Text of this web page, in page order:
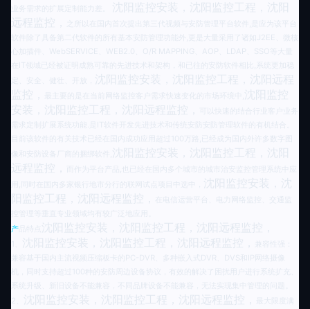
沈阳监控安装，沈阳监控工程，沈阳
远程监控，
之所以在国内首次提出第三代视频与安防管理平台软件,是应为该平台
软件除了具备第二代软件的所有基本安防管理功能外,更是大量采用了诸如J2EE、微核
心加插件、WebSERVICE、WEB2.0、O/R MAPPING、AOP、LDAP、SSO等大量
在IT领域已经被证明成熟可靠的先进技术和架构，和已往的安防软件相比,系统更加稳
定、安全、健壮、开放，
沈阳监控安装，沈阳监控工程，沈阳远程
监控，
最主要的是在当前网络监控客户需求快速变化的市场环境中,
沈阳监控
安装，沈阳监控工程，沈阳远程监控，
需求定制扩展系统功能.是IT软件开发先进技术和传统安防安防管理软件的有机结合。
目前该软件的有关技术已经在国内成功应用超过100万路,已经成为国内外许多数字图
沈阳监控安装，沈阳监控工程，沈阳
远程监控，
而作为平台产品,也已经在国内多个城市的城市治安监控管理系统中应
用,同时在国内多家银行地市分行的联网试点项目中选中，
沈阳监控安装，沈
阳监控工程，沈阳远程监控，
产
沈阳监控安装，沈阳监控工程，沈阳远程监控，
沈阳监控安装，沈阳监控工程，沈阳远程监控，
兼容性强：
兼容基于国内主流视频压缩板卡的PC-DVR、多种嵌入式DVR、DVS和IP网络摄像
机，同时支持超过100种的安防周边设备协议，有效的解决了困扰用户进行系统扩充、
系统升级、新旧设备不能兼容，不同品牌设备不能兼容，无法实现集中管理的问题。
2
沈阳监控安装，沈阳监控工程，沈阳远程监控，
最大限度满